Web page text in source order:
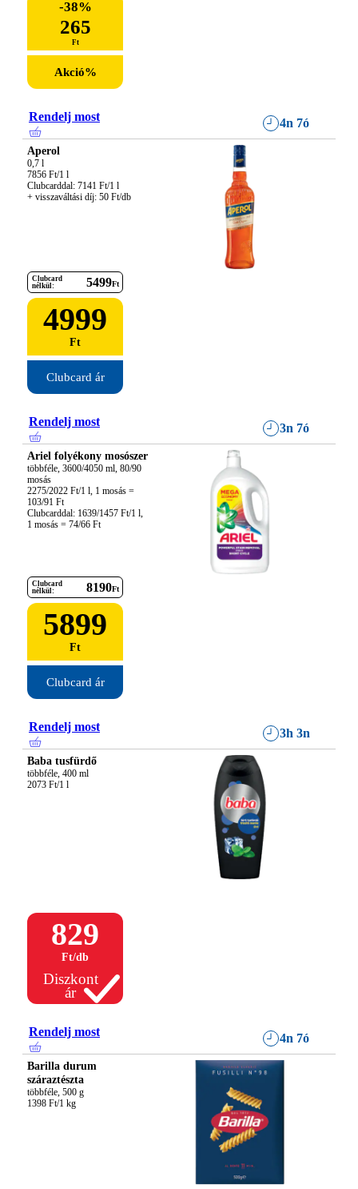
-38%
265
Ft
Akció%
Rendelj most 4n 7ó
Aperol
0,7 l
7856 Ft/1 l
Clubcarddal: 7141 Ft/1 l
+ visszaváltási díj: 50 Ft/db
Clubcard
nélkül:
5499Ft
4999
Ft
Clubcard ár
Rendelj most 3n 7ó
Ariel folyékony mosószer
többféle, 3600/4050 ml, 80/90
mosás
2275/2022 Ft/1 l, 1 mosás =
103/91 Ft
Clubcarddal: 1639/1457 Ft/1 l,
1 mosás = 74/66 Ft
Clubcard
nélkül:
8190Ft
5899
Ft
Clubcard ár
Rendelj most 3h 3n
Baba tusfürdő
többféle, 400 ml
2073 Ft/1 l
829
Ft/db
Diszkont
ár
Rendelj most 4n 7ó
Barilla durum
száraztészta
többféle, 500 g
1398 Ft/1 kg